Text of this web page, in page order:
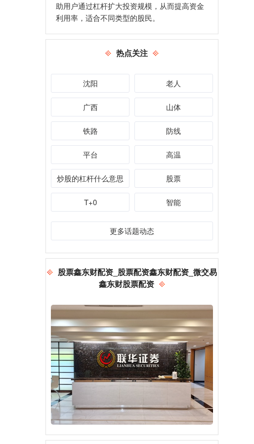
助用户通过杠杆扩大投资规模，从而提高资金
利用率，适合不同类型的股民。
热点关注
沈阳 老人
广西 山体
铁路 防线
平台 高温
炒股的杠杆什么意思 股票
T+0 智能
更多话题动态
股票鑫东财配资_股票配资鑫东财配资_微交易
鑫东财股票配资